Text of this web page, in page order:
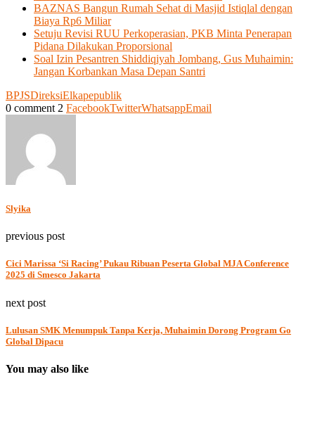
BAZNAS Bangun Rumah Sehat di Masjid Istiqlal dengan
Biaya Rp6 Miliar
Setuju Revisi RUU Perkoperasian, PKB Minta Penerapan
Pidana Dilakukan Proporsional
Soal Izin Pesantren Shiddiqiyah Jombang, Gus Muhaimin:
Jangan Korbankan Masa Depan Santri
BPJSDireksiElkapepublik
0 comment 2 FacebookTwitterWhatsappEmail
Slyika
previous post
Cici Marissa ‘Si Racing’ Pukau Ribuan Peserta Global MJA Conference
2025 di Smesco Jakarta
next post
Lulusan SMK Menumpuk Tanpa Kerja, Muhaimin Dorong Program Go
Global Dipacu
You may also like